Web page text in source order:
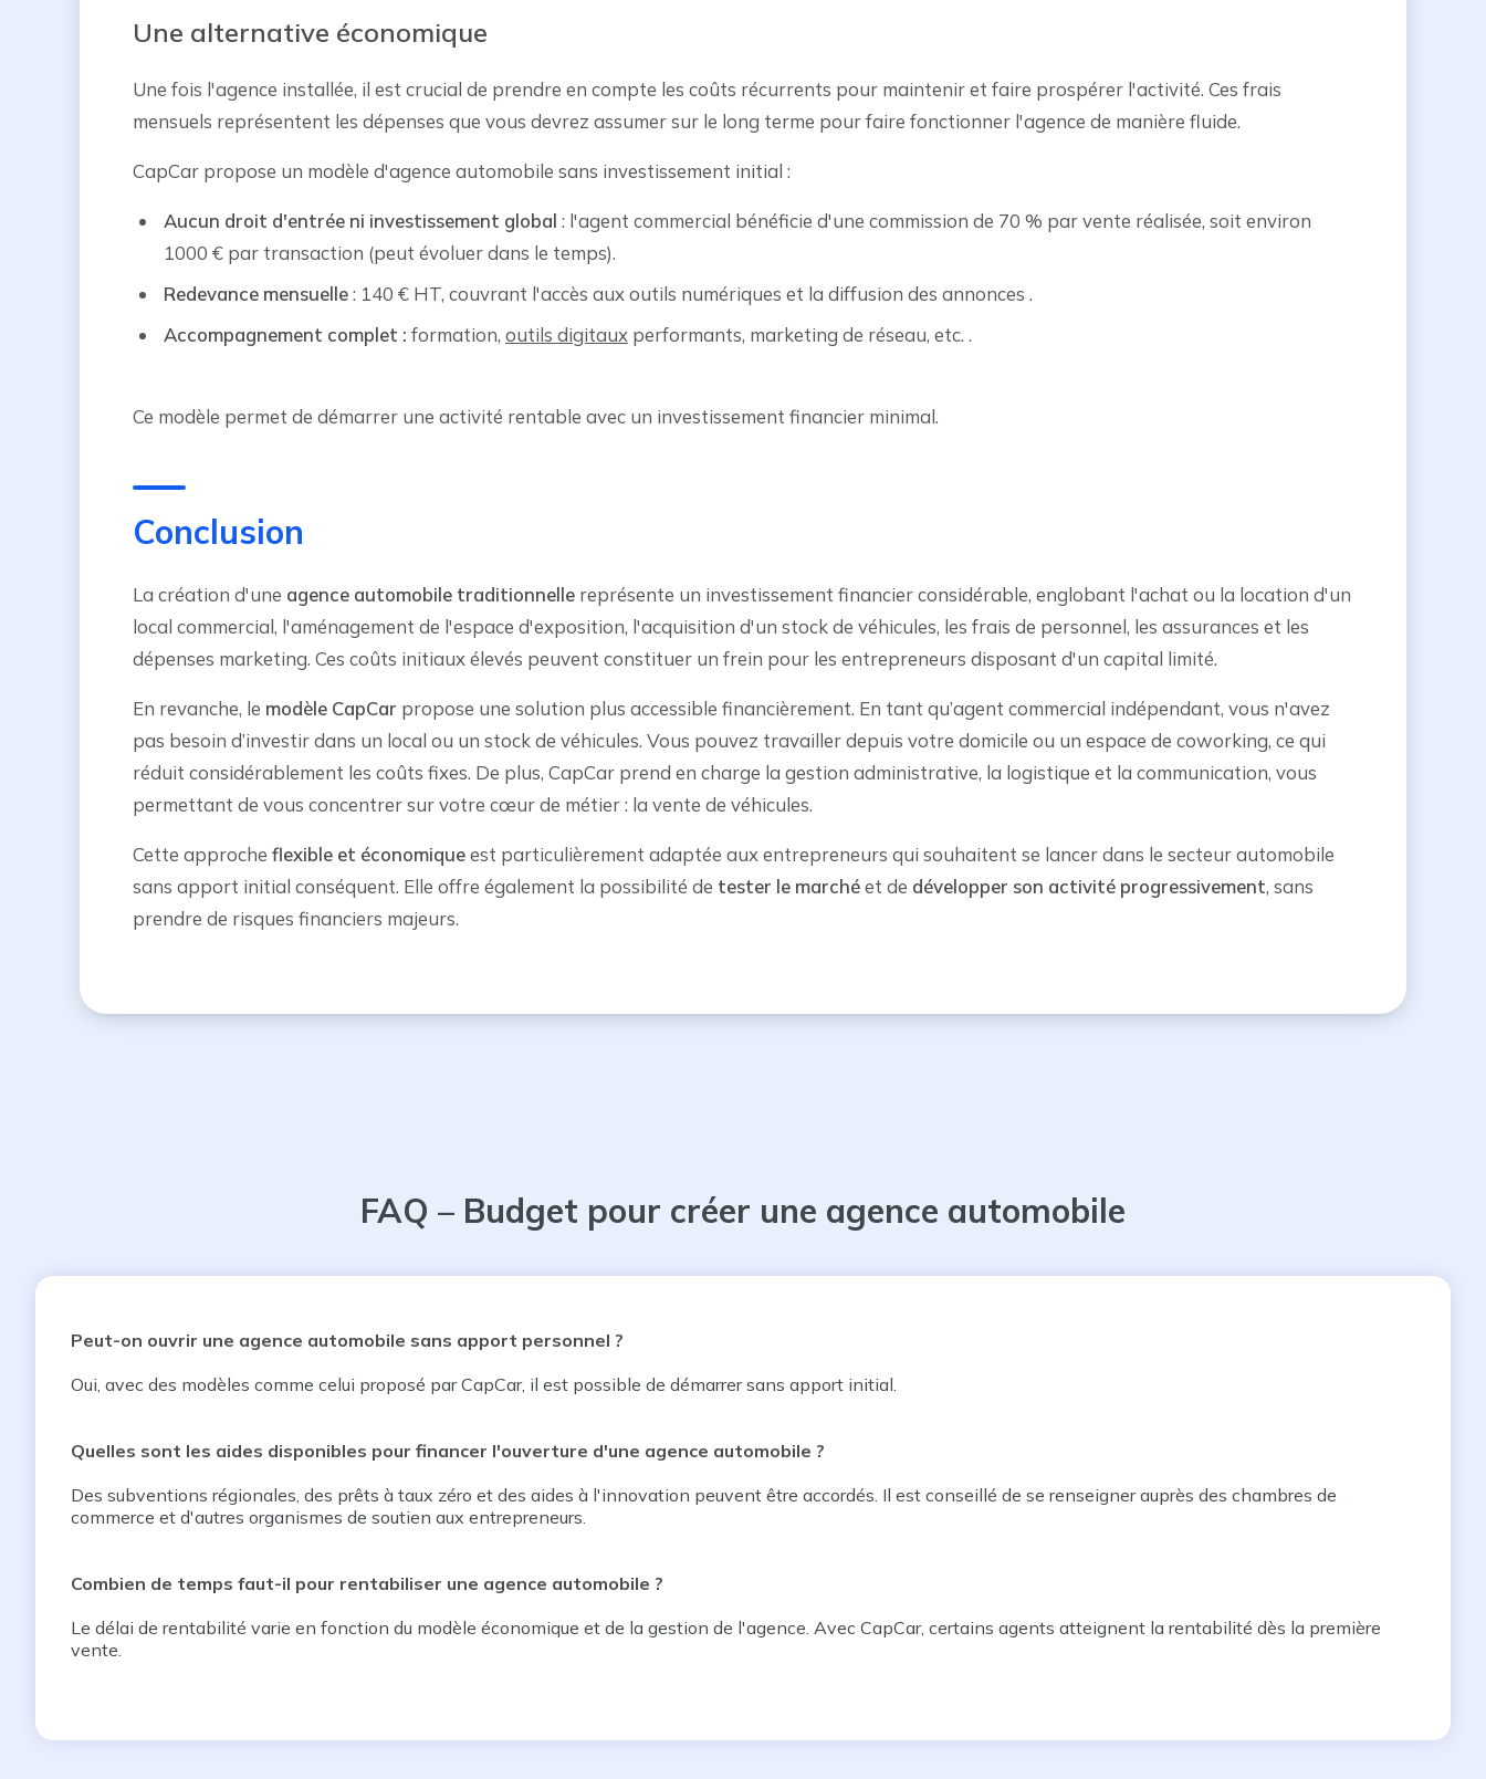
Une alternative économique
Une fois l'agence installée, il est crucial de prendre en compte les coûts récurrents pour maintenir et faire prospérer l'activité. Ces frais
mensuels représentent les dépenses que vous devrez assumer sur le long terme pour faire fonctionner l'agence de manière fluide.
CapCar propose un modèle d'agence automobile sans investissement initial :
Aucun droit d'entrée ni investissement global : l'agent commercial bénéficie d'une commission de 70 % par vente réalisée, soit environ
1000 € par transaction (peut évoluer dans le temps).
Redevance mensuelle: 140 € HT, couvrant l'accès aux outils numériques et la diffusion des annonces .
Accompagnement complet : formation, outils digitaux performants, marketing de réseau, etc. .
Ce modèle permet de démarrer une activité rentable avec un investissement financier minimal.
Conclusion
La création d'une agence automobile traditionnelle représente un investissement financier considérable, englobant l'achat ou la location d'un
local commercial, l'aménagement de l'espace d'exposition, l'acquisition d'un stock de véhicules, les frais de personnel, les assurances et les
dépenses marketing. Ces coûts initiaux élevés peuvent constituer un frein pour les entrepreneurs disposant d'un capital limité.
En revanche, le modèle CapCar propose une solution plus accessible financièrement. En tant qu’agent commercial indépendant, vous n'avez
pas besoin d’investir dans un local ou un stock de véhicules. Vous pouvez travailler depuis votre domicile ou un espace de coworking, ce qui
réduit considérablement les coûts fixes. De plus, CapCar prend en charge la gestion administrative, la logistique et la communication, vous
permettant de vous concentrer sur votre cœur de métier : la vente de véhicules.
Cette approche flexible et économiqueest particulièrement adaptée aux entrepreneurs qui souhaitent se lancer dans le secteur automobile
sans apport initial conséquent. Elle offre également la possibilité de tester le marchéet de développer son activité progressivement, sans
prendre de risques financiers majeurs.
FAQ – Budget pour créer une agence automobile
Peut-on ouvrir une agence automobile sans apport personnel ?
Oui, avec des modèles comme celui proposé par CapCar, il est possible de démarrer sans apport initial.
Quelles sont les aides disponibles pour financer l'ouverture d'une agence automobile ?
Des subventions régionales, des prêts à taux zéro et des aides à l'innovation peuvent être accordés. Il est conseillé de se renseigner auprès des chambres de
commerce et d'autres organismes de soutien aux entrepreneurs.​
Combien de temps faut-il pour rentabiliser une agence automobile ?
Le délai de rentabilité varie en fonction du modèle économique et de la gestion de l'agence. Avec CapCar, certains agents atteignent la rentabilité dès la première
vente.